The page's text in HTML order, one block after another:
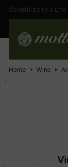
Contribute to a Life
Home Wine